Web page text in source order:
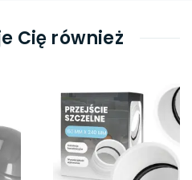
Cię również